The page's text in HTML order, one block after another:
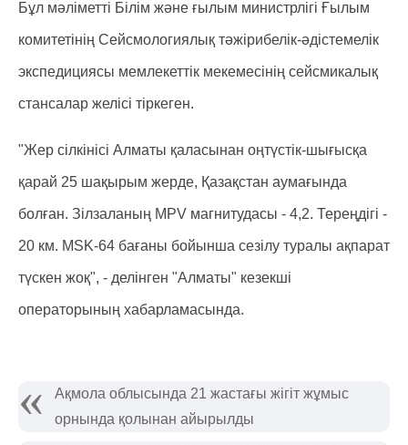
Бұл мәліметті Білім және ғылым министрлігі Ғылым
комитетінің Сейсмологиялық тәжірибелік-әдістемелік
экспедициясы мемлекеттік мекемесінің сейсмикалық
стансалар желісі тіркеген.
"Жер сілкінісі Алматы қаласынан оңтүстік-шығысқа
қарай 25 шақырым жерде, Қазақстан аумағында
болған. Зілзаланың MPV магнитудасы - 4,2. Тереңдігі -
20 км. MSK-64 бағаны бойынша сезілу туралы ақпарат
түскен жоқ", - делінген "Алматы" кезекші
операторының хабарламасында.
Ақмола облысында 21 жастағы жігіт жұмыс
орнында қолынан айырылды